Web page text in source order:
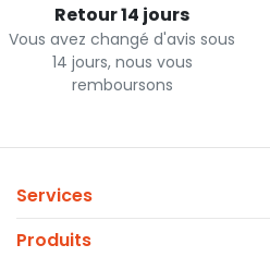
Retour 14 jours
Vous avez changé d'avis sous
14 jours, nous vous
remboursons
Services
Produits